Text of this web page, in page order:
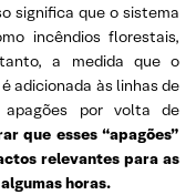
significa que o sistema
incêndios florestais,
a medida que o
adicionada às linhas de
apagões por volta de
que esses “apagões”
relevantes para as
horas.